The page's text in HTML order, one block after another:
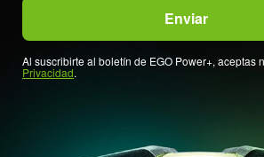
Al suscribirte al boletín de EGO Power+, aceptas
Privacidad.